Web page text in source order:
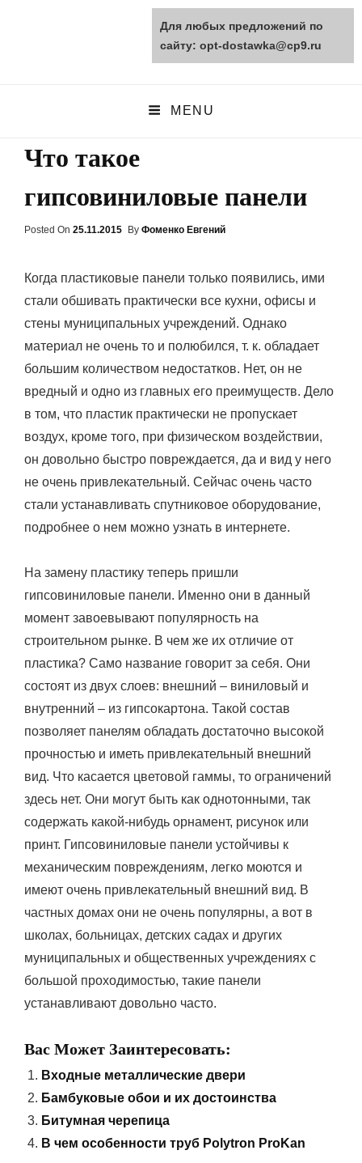
opt-dostawka.ru
MENU
Что такое
гипсовиниловые панели
Posted On Posted
25.11.2015 By Фоменко Евгений
Когда пластиковые панели только появились, ими
стали обшивать практически все кухни, офисы и
стены муниципальных учреждений. Однако
материал не очень то и полюбился, т. к. обладает
большим количеством недостатков. Нет, он не
вредный и одно из главных его преимуществ. Дело
в том, что пластик практически не пропускает
воздух, кроме того, при физическом воздействии,
он довольно быстро повреждается, да и вид у него
не очень привлекательный. Сейчас очень часто
стали устанавливать спутниковое оборудование,
подробнее о нем можно узнать в интернете.
На замену пластику теперь пришли
гипсовиниловые панели. Именно они в данный
момент завоевывают популярность на
строительном рынке. В чем же их отличие от
пластика? Само название говорит за себя. Они
состоят из двух слоев: внешний – виниловый и
внутренний – из гипсокартона. Такой состав
позволяет панелям обладать достаточно высокой
прочностью и иметь привлекательный внешний
вид. Что касается цветовой гаммы, то ограничений
здесь нет. Они могут быть как однотонными, так
содержать какой-нибудь орнамент, рисунок или
принт. Гипсовиниловые панели устойчивы к
механическим повреждениям, легко моются и
имеют очень привлекательный внешний вид. В
частных домах они не очень популярны, а вот в
школах, больницах, детских садах и других
муниципальных и общественных учреждениях с
большой проходимостью, такие панели
устанавливают довольно часто.
Вас Может Заинтересовать:
Входные металлические двери
Бамбуковые обои и их достоинства
Битумная черепица
В чем особенности труб Polytron ProKan
Для любых предложений по
сайту: opt-dostawka@cp9.ru